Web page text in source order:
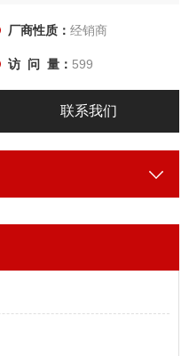
厂商性质： 经销商
访 问 量： 599
联系我们